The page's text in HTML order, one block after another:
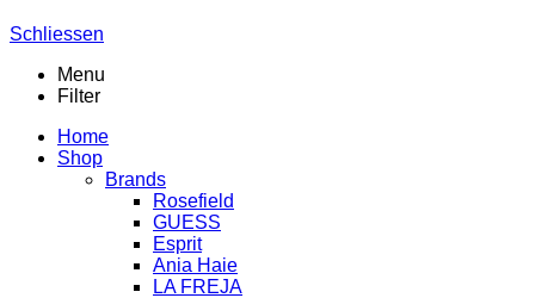
Schliessen
Menu
Filter
Home
Shop
Brands
Rosefield
GUESS
Esprit
Ania Haie
LA FREJA